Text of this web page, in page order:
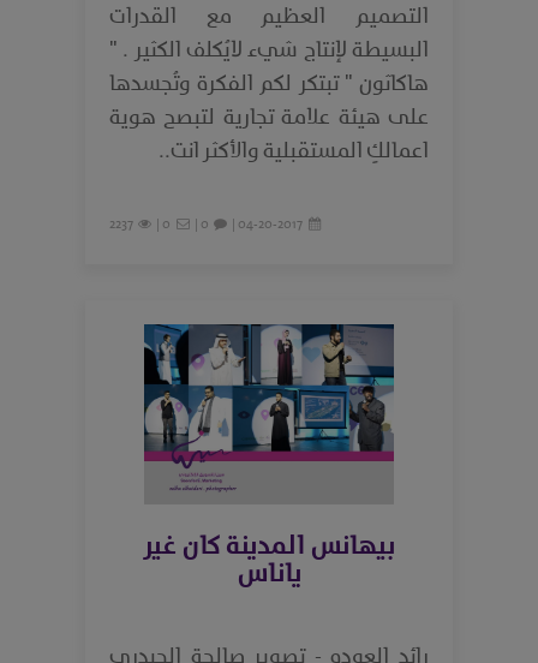
التصميم العظيم مع القدرات
البسيطة لإنتاج شيء لايُكلف الكثير . "
هاكاثون " تبتكر لكم الفكرة وتُجسدها
على هيئة علامة تجارية لتبصح هوية
اعمالكِ المستقبلية والأكثر انت..
04-20-2017 |
0 |
0 |
2237
بيهانس المدينة كان غير
ياناس
رائد العوده - تصوير صالحة الحيدري